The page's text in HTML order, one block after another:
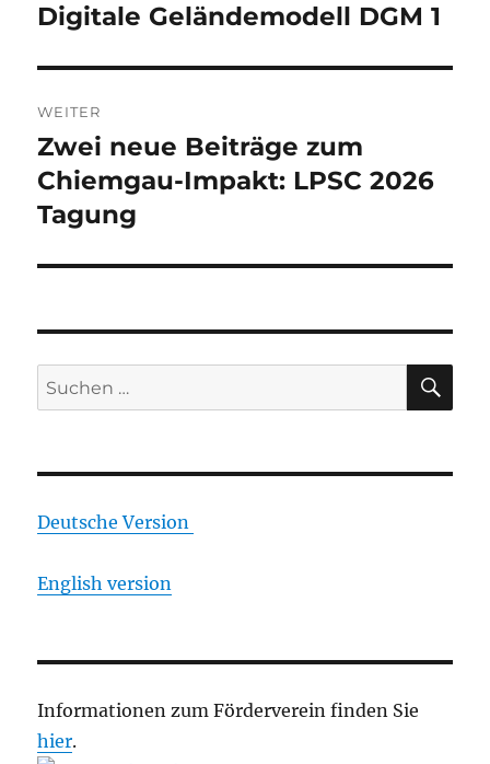
Beitrag:
Digitale Geländemodell DGM 1
WEITER
Nächster
Beitrag:
Zwei neue Beiträge zum
Chiemgau-Impakt: LPSC 2026
Tagung
Suchen
nach:
Deutsche Version
English version
Informationen zum Förderverein finden Sie
hier.